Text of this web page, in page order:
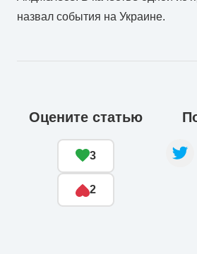
назвал события на Украине.
Оцените статью
3
2